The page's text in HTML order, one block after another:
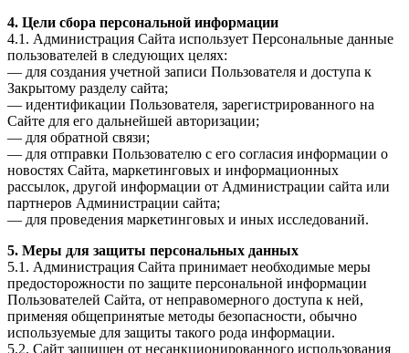
4. Цели сбора персональной информации
4.1. Администрация Сайта использует Персональные данные
пользователей в следующих целях:
— для создания учетной записи Пользователя и доступа к
Закрытому разделу сайта;
— идентификации Пользователя, зарегистрированного на
Сайте для его дальнейшей авторизации;
— для обратной связи;
— для отправки Пользователю с его согласия информации о
новостях Сайта, маркетинговых и информационных
рассылок, другой информации от Администрации сайта или
партнеров Администрации сайта;
— для проведения маркетинговых и иных исследований.
5. Меры для защиты персональных данных
5.1. Администрация Сайта принимает необходимые меры
предосторожности по защите персональной информации
Пользователей Сайта, от неправомерного доступа к ней,
применяя общепринятые методы безопасности, обычно
используемые для защиты такого рода информации.
5.2. Сайт защищен от несанкционированного использования